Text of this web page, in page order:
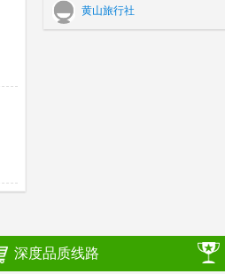
黄山旅行社
深度品质线路